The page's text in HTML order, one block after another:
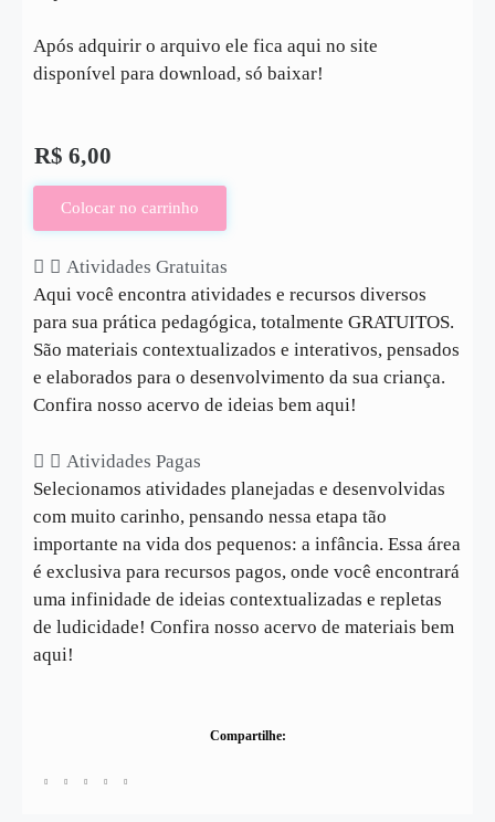
Após adquirir o arquivo ele fica aqui no site
disponível para download, só baixar!
R$ 6,00
Colocar no carrinho
Atividades Gratuitas
Aqui você encontra atividades e recursos diversos
para sua prática pedagógica, totalmente GRATUITOS.
São materiais contextualizados e interativos, pensados
e elaborados para o desenvolvimento da sua criança.
Confira nosso acervo de ideias bem aqui!
Atividades Pagas
Selecionamos atividades planejadas e desenvolvidas
com muito carinho, pensando nessa etapa tão
importante na vida dos pequenos: a infância. Essa área
é exclusiva para recursos pagos, onde você encontrará
uma infinidade de ideias contextualizadas e repletas
de ludicidade! Confira nosso acervo de materiais bem
aqui!
Compartilhe: